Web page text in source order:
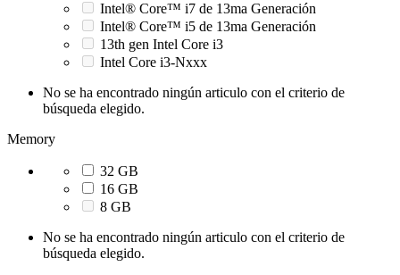
Intel® Core™ i7 de 13ma Generación
Intel® Core™ i5 de 13ma Generación
13th gen Intel Core i3
Intel Core i3-Nxxx
No se ha encontrado ningún articulo con el criterio de
búsqueda elegido.
Memory
32 GB
16 GB
8 GB
No se ha encontrado ningún articulo con el criterio de
búsqueda elegido.